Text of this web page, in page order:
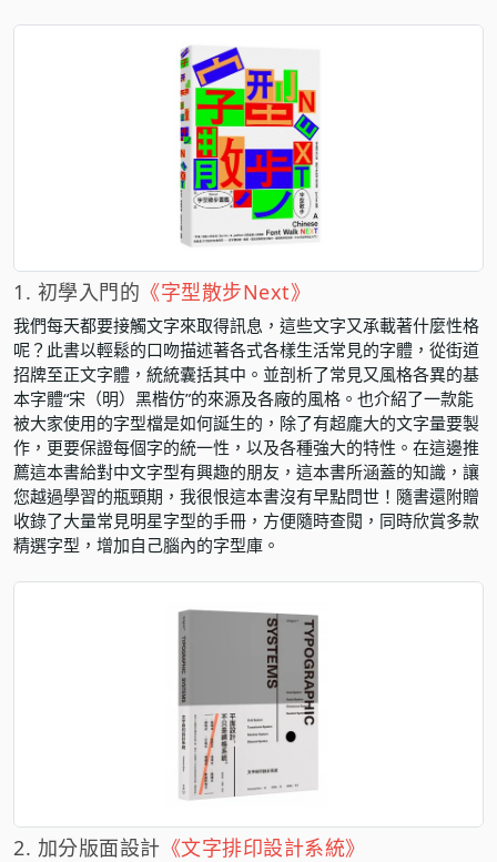
1. 初學入門的 《字型散步Next》
我們每天都要接觸文字來取得訊息，這些文字又承載著什麼性格
呢？此書以輕鬆的口吻描述著各式各樣生活常見的字體，從街道
招牌至正文字體，統統囊括其中。並剖析了常見又風格各異的基
本字體“宋（明）黑楷仿”的來源及各廠的風格。也介紹了一款能
被大家使用的字型檔是如何誕生的，除了有超龐大的文字量要製
作，更要保證每個字的統一性，以及各種強大的特性。在這邊推
薦這本書給對中文字型有興趣的朋友，這本書所涵蓋的知識，讓
您越過學習的瓶頸期，我很恨這本書沒有早點問世！隨書還附贈
收錄了大量常見明星字型的手冊，方便隨時查閱，同時欣賞多款
精選字型，增加自己腦內的字型庫。
2. 加分版面設計 《文字排印設計系統》